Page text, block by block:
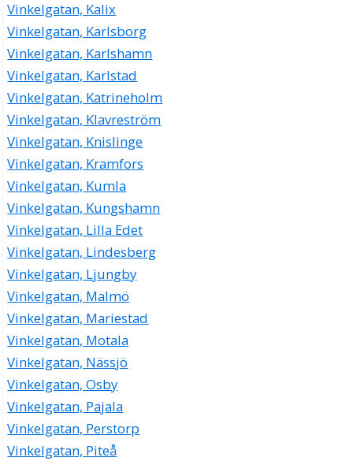
Vinkelgatan, Kalix
Vinkelgatan, Karlsborg
Vinkelgatan, Karlshamn
Vinkelgatan, Karlstad
Vinkelgatan, Katrineholm
Vinkelgatan, Klavreström
Vinkelgatan, Knislinge
Vinkelgatan, Kramfors
Vinkelgatan, Kumla
Vinkelgatan, Kungshamn
Vinkelgatan, Lilla Edet
Vinkelgatan, Lindesberg
Vinkelgatan, Ljungby
Vinkelgatan, Malmö
Vinkelgatan, Mariestad
Vinkelgatan, Motala
Vinkelgatan, Nässjö
Vinkelgatan, Osby
Vinkelgatan, Pajala
Vinkelgatan, Perstorp
Vinkelgatan, Piteå